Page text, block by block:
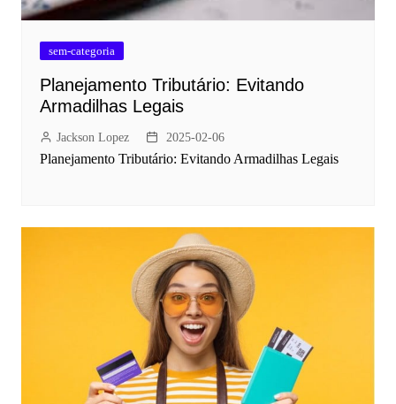
sem-categoria
Planejamento Tributário: Evitando
Armadilhas Legais
Jackson Lopez 2025-02-06
Planejamento Tributário: Evitando Armadilhas Legais